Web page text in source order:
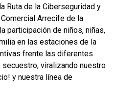
Ruta de la Ciberseguridad y
Arrecife de la
participación de niños, niñas,
en las estaciones de la
frente las diferentes
viralizando nuestro
y nuestra línea de